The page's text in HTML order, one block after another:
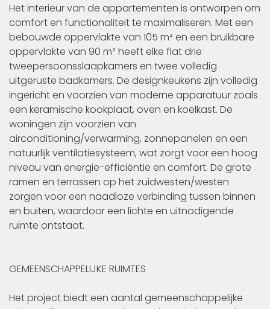
Het interieur van de appartementen is ontworpen om
comfort en functionaliteit te maximaliseren. Met een
bebouwde oppervlakte van 105 m² en een bruikbare
oppervlakte van 90 m² heeft elke flat drie
tweepersoonsslaapkamers en twee volledig
uitgeruste badkamers. De designkeukens zijn volledig
ingericht en voorzien van moderne apparatuur zoals
een keramische kookplaat, oven en koelkast. De
woningen zijn voorzien van
airconditioning/verwarming, zonnepanelen en een
natuurlijk ventilatiesysteem, wat zorgt voor een hoog
niveau van energie-efficiëntie en comfort. De grote
ramen en terrassen op het zuidwesten/westen
zorgen voor een naadloze verbinding tussen binnen
en buiten, waardoor een lichte en uitnodigende
ruimte ontstaat.
GEMEENSCHAPPELIJKE RUIMTES
Het project biedt een aantal gemeenschappelijke